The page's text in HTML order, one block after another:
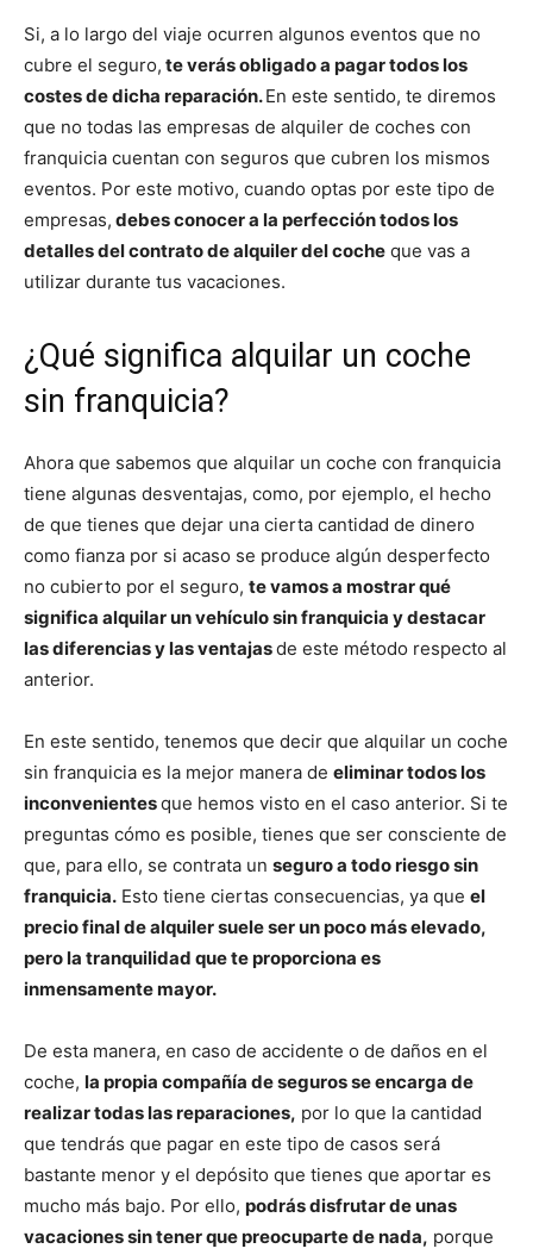
Si, a lo largo del viaje ocurren algunos eventos que no
cubre el seguro, te verás obligado a pagar todos los
costes de dicha reparación.En este sentido, te diremos
que no todas las empresas de alquiler de coches con
franquicia cuentan con seguros que cubren los mismos
eventos. Por este motivo, cuando optas por este tipo de
empresas, debes conocer a la perfección todos los
detalles del contrato de alquiler del coche que vas a
utilizar durante tus vacaciones.
¿Qué significa alquilar un coche
sin franquicia?
Ahora que sabemos que alquilar un coche con franquicia
tiene algunas desventajas, como, por ejemplo, el hecho
de que tienes que dejar una cierta cantidad de dinero
como fianza por si acaso se produce algún desperfecto
no cubierto por el seguro, te vamos a mostrar qué
significa alquilar un vehículo sin franquicia y destacar
las diferencias y las ventajasde este método respecto al
anterior.
En este sentido, tenemos que decir que alquilar un coche
sin franquicia es la mejor manera de eliminar todos los
inconvenientesque hemos visto en el caso anterior. Si te
preguntas cómo es posible, tienes que ser consciente de
que, para ello, se contrata un seguro a todo riesgo sin
franquicia. Esto tiene ciertas consecuencias, ya que el
precio final de alquiler suele ser un poco más elevado,
pero la tranquilidad que te proporciona es
inmensamente mayor.
De esta manera, en caso de accidente o de daños en el
coche, la propia compañía de seguros se encarga de
realizar todas las reparaciones, por lo que la cantidad
que tendrás que pagar en este tipo de casos será
bastante menor y el depósito que tienes que aportar es
mucho más bajo. Por ello, podrás disfrutar de unas
vacaciones sin tener que preocuparte de nada, porque